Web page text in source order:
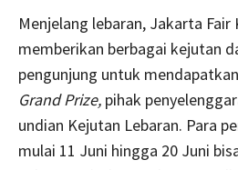
Menjelang lebaran, Jakarta Fair
memberikan berbagai kejutan
pengunjung untuk
Grand Prize, pihak
undian Kejutan Lebaran. Para
mulai 11 Juni hingga 20 Juni